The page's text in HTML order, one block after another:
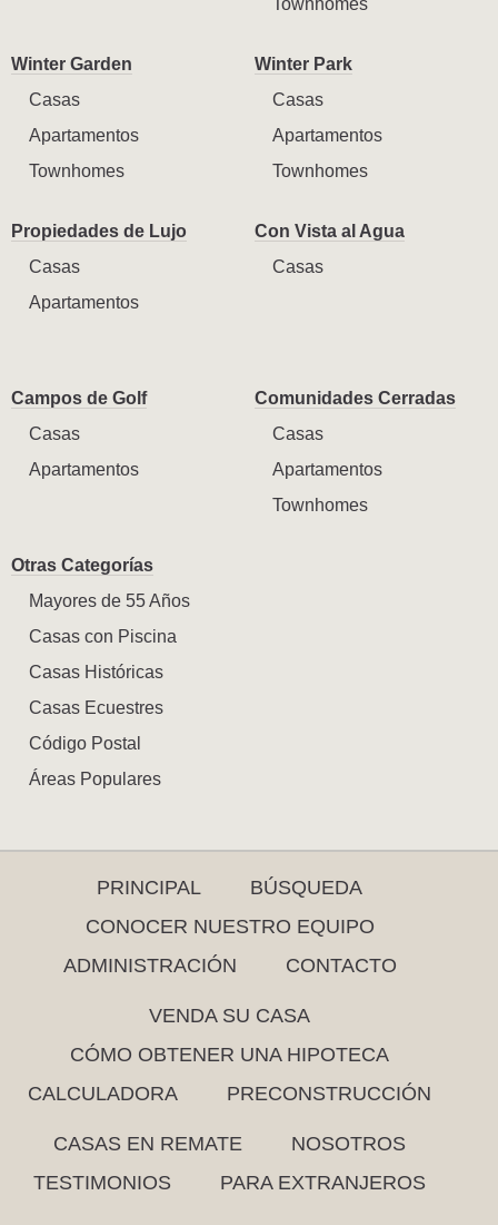
Winter Garden
Casas
Apartamentos
Townhomes
Winter Park
Casas
Apartamentos
Townhomes
Propiedades de Lujo
Casas
Apartamentos
Con Vista al Agua
Casas
Campos de Golf
Casas
Apartamentos
Comunidades Cerradas
Casas
Apartamentos
Townhomes
Otras Categorías
Mayores de 55 Años
Casas con Piscina
Casas Históricas
Casas Ecuestres
Código Postal
Áreas Populares
PRINCIPAL
BÚSQUEDA
CONOCER NUESTRO EQUIPO
ADMINISTRACIÓN
CONTACTO
VENDA SU CASA
CÓMO OBTENER UNA HIPOTECA
CALCULADORA
PRECONSTRUCCIÓN
CASAS EN REMATE
NOSOTROS
TESTIMONIOS
PARA EXTRANJEROS